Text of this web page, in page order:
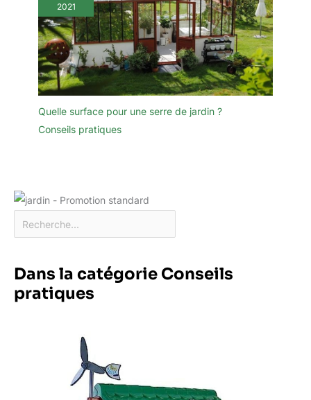
2021
Quelle surface pour une serre de jardin ?
Conseils pratiques
Dans la catégorie Conseils
pratiques